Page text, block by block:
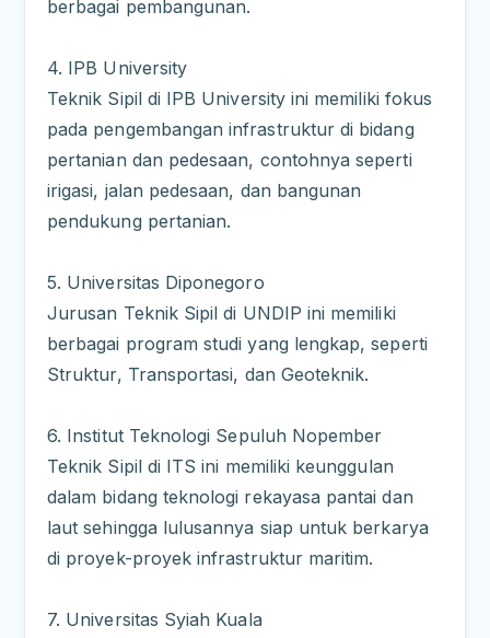
berbagai pembangunan.
4. IPB University
Teknik Sipil di IPB University ini memiliki fokus
pada pengembangan infrastruktur di bidang
pertanian dan pedesaan, contohnya seperti
irigasi, jalan pedesaan, dan bangunan
pendukung pertanian.
5. Universitas Diponegoro
Jurusan Teknik Sipil di UNDIP ini memiliki
berbagai program studi yang lengkap, seperti
Struktur, Transportasi, dan Geoteknik.
6. Institut Teknologi Sepuluh Nopember
Teknik Sipil di ITS ini memiliki keunggulan
dalam bidang teknologi rekayasa pantai dan
laut sehingga lulusannya siap untuk berkarya
di proyek-proyek infrastruktur maritim.
7. Universitas Syiah Kuala